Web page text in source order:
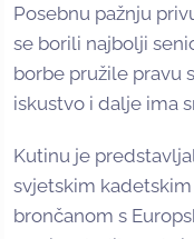
Posebnu pažnju
se borili najbolji
borbe pružile pravu
iskustvo i dalje ima
Kutinu je
svjetskim
brončanom s